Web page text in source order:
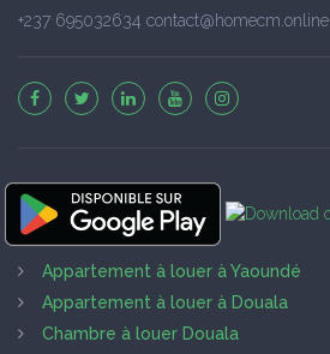
+237 695032634 contact@homecm.online
Appartement à louer à Yaoundé
Appartement à louer à Douala
Chambre à louer Douala